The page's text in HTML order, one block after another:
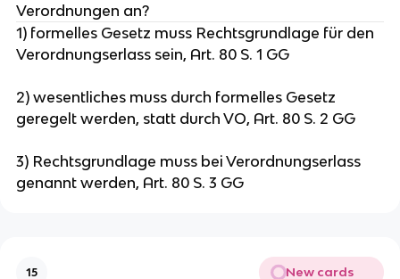
Verordnungen an?
1) formelles Gesetz muss Rechtsgrundlage für den
Verordnungserlass sein, Art. 80 S. 1 GG
2) wesentliches muss durch formelles Gesetz
geregelt werden, statt durch VO, Art. 80 S. 2 GG
3) Rechtsgrundlage muss bei Verordnungserlass
genannt werden, Art. 80 S. 3 GG
15 New cards